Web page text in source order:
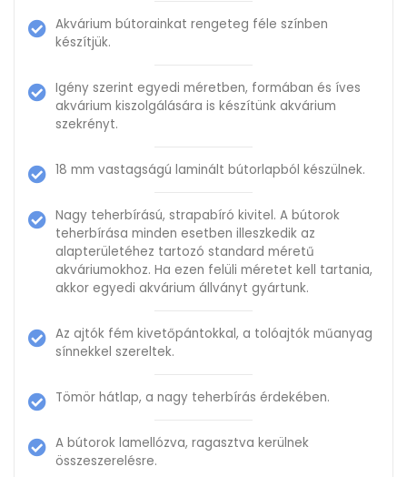
Akvárium bútorainkat rengeteg féle színben
készítjük.
Igény szerint egyedi méretben, formában és íves
akvárium kiszolgálására is készítünk akvárium
szekrényt.
18 mm vastagságú laminált bútorlapból készülnek.
Nagy teherbírású, strapabíró kivitel. A bútorok
teherbírása minden esetben illeszkedik az
alapterületéhez tartozó standard méretű
akváriumokhoz. Ha ezen felüli méretet kell tartania,
akkor egyedi akvárium állványt gyártunk.
Az ajtók fém kivetőpántokkal, a tolóajtók műanyag
sínnekkel szereltek.
Tömör hátlap, a nagy teherbírás érdekében.
A bútorok lamellózva, ragasztva kerülnek
összeszerelésre.